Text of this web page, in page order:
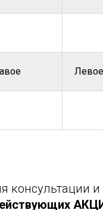
Левое
и